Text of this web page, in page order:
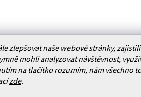
zlepšovat naše webové stránky,
mohli analyzovat návštěvnost,
na tlačítko rozumím, nám všechno
zde.